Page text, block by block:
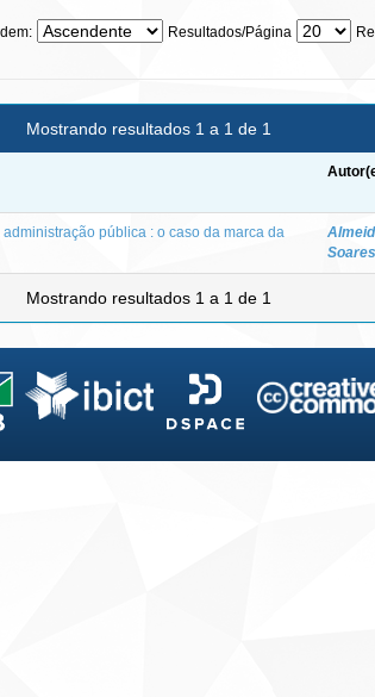
Resultados/Página
Mostrando resultados 1 a 1 de 1
pública : o caso da marca da
Mostrando resultados 1 a 1 de 1